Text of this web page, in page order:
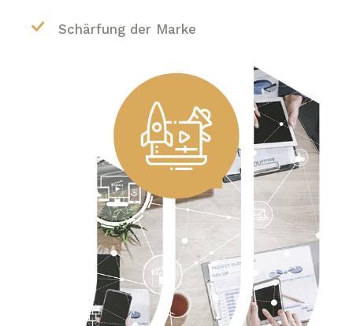
Schärfung der Marke